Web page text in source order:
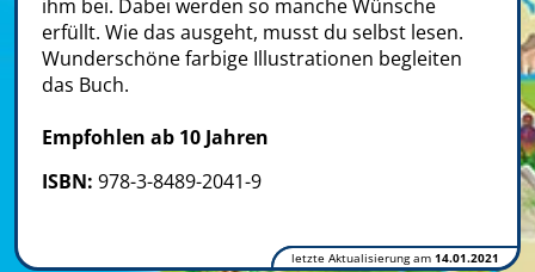
ihm bei. Dabei werden so manche Wünsche
erfüllt. Wie das ausgeht, musst du selbst lesen.
Wunderschöne farbige Illustrationen begleiten
das Buch.
Empfohlen ab 10 Jahren
ISBN: 978-3-8489-2041-9
letzte Aktualisierung am 14.01.2021